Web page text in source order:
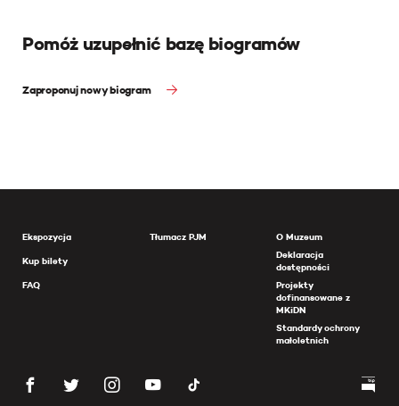
Pomóż uzupełnić bazę biogramów
Zaproponuj nowy biogram
Ekspozycja
Kup bilety
FAQ
Tłumacz PJM
O Muzeum
Deklaracja
dostępności
Projekty
dofinansowane z
MKiDN
Standardy ochrony
małoletnich